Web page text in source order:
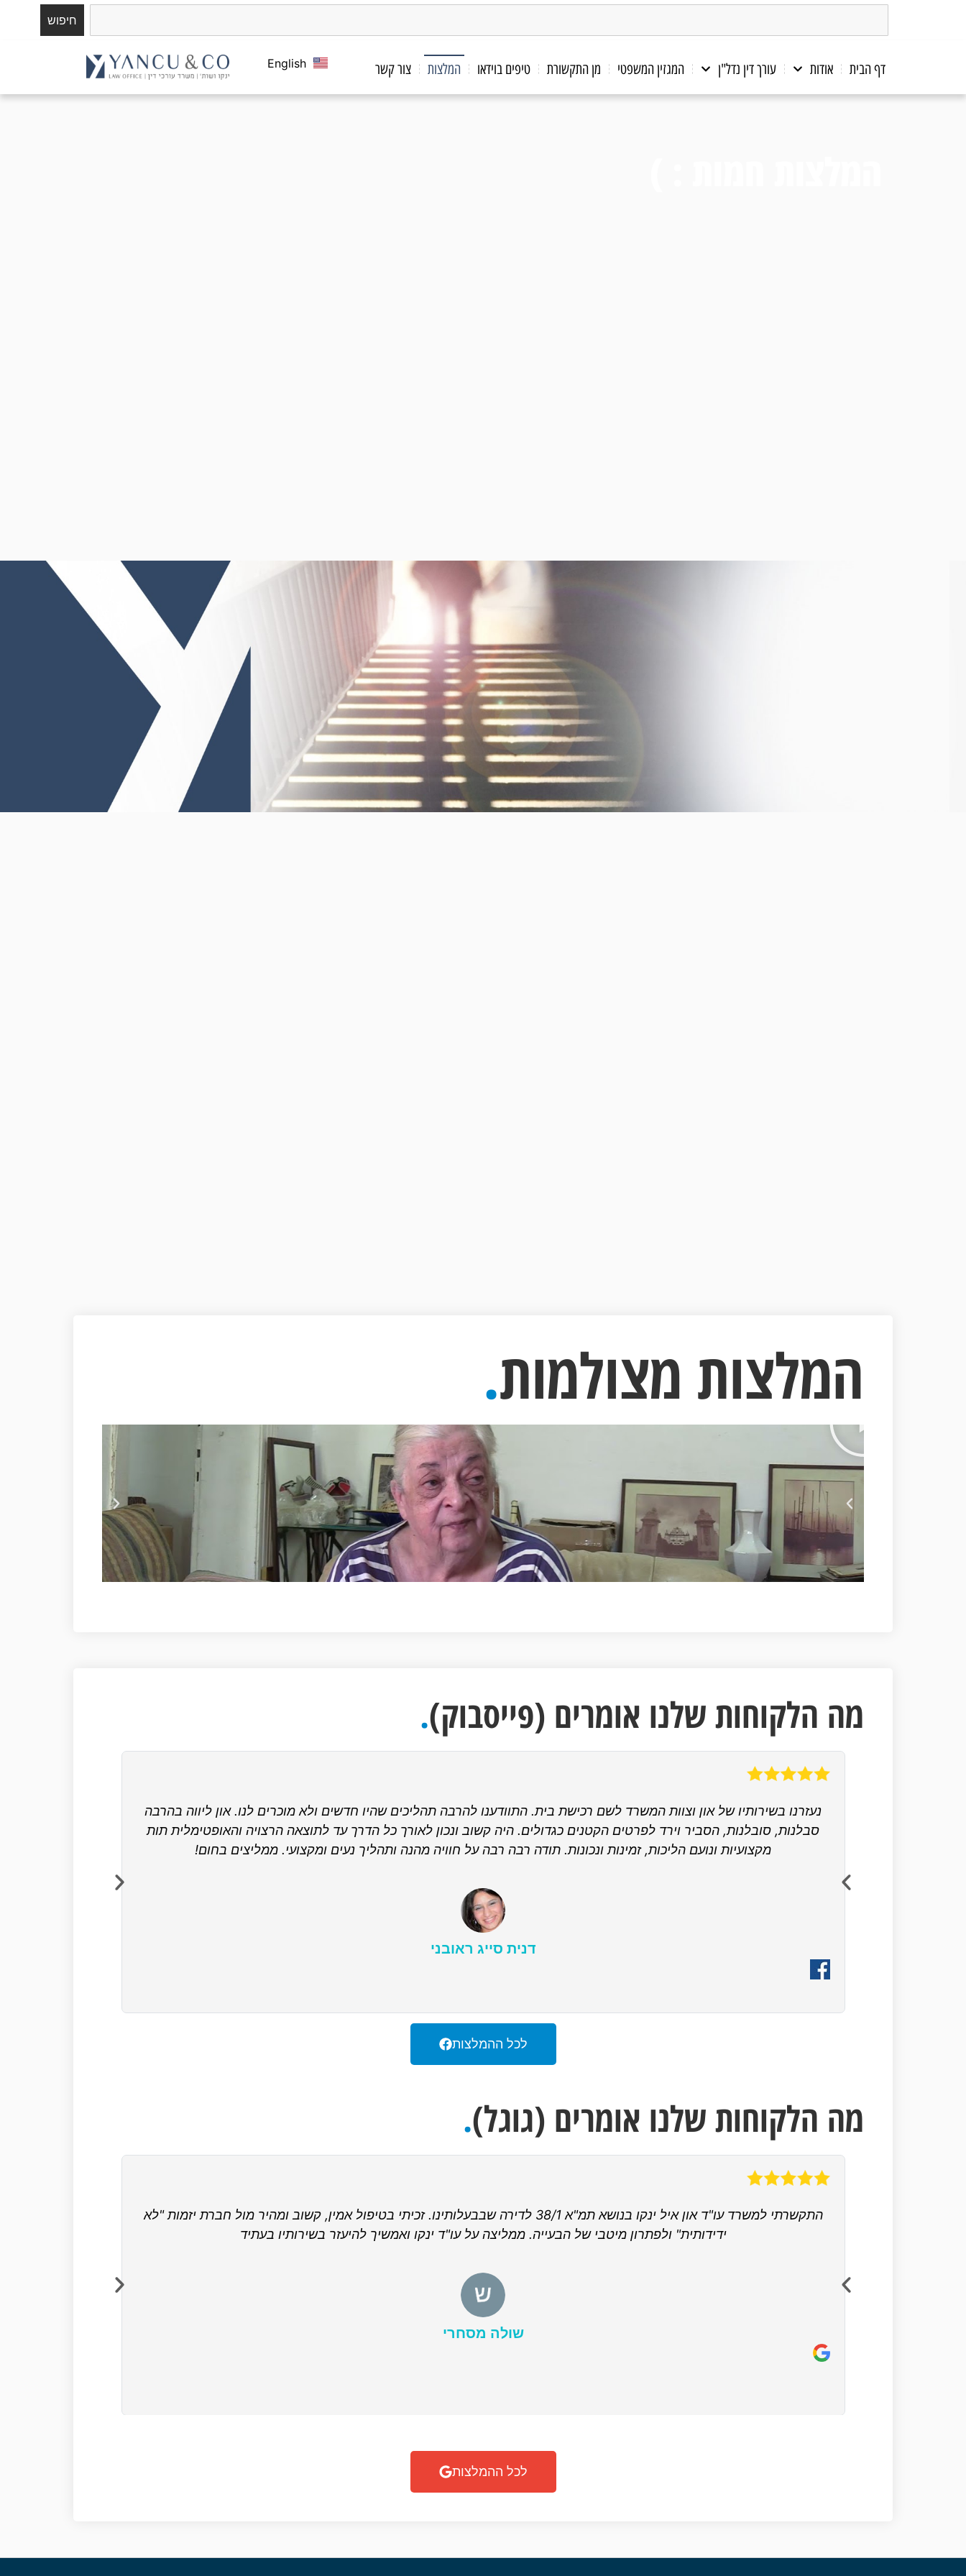
חיפוש
דף הבית אודות עורך דין נדל"ן המגזין המשפטי מן התקשורת טיפים בוידאו המלצות צור קשר English
המלצות מצולמות.
מה הלקוחות שלנו אומרים (פייסבוק).
נעזרנו בשירותיו של און וצוות המשרד לשם רכישת בית. התוודענו להרבה תהליכים שהיו חדשים ולא מוכרים לנו. און ליווה בהרבה
סבלנות, סובלנות, הסביר וירד לפרטים הקטנים כגדולים. היה קשוב ונכון לאורך כל הדרך עד לתוצאה הרצויה והאופטימלית תות
מקצועיות ונועם הליכות, זמינות ונכונות. תודה רבה רבה על חוויה מהנה ותהליך נעים ומקצועי. ממליצים בחום!
דנית סייג ראובני
לכל ההמלצות
מה הלקוחות שלנו אומרים (גוגל).
התקשרתי למשרד עו"ד און איל ינקו בנושא תמ"א 38/1 לדירה שבבעלותינו. זכיתי בטיפול אמין, קשוב ומהיר מול חברת יזמות "לא
ידידותית" ולפתרון מיטבי של הבעייה. ממליצה על עו"ד ינקו ואמשיך להיעזר בשירותיו בעתיד
שולה מסחרי
לכל ההמלצות